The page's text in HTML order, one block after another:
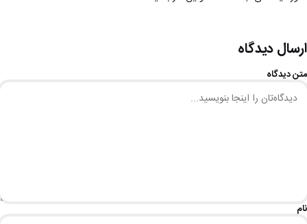
ارسال دیدگاه
متن دیدگاه
نام